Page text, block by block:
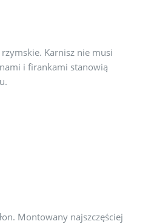
Karnisz nie musi
i firankami stanowią
Montowany najszczęściej